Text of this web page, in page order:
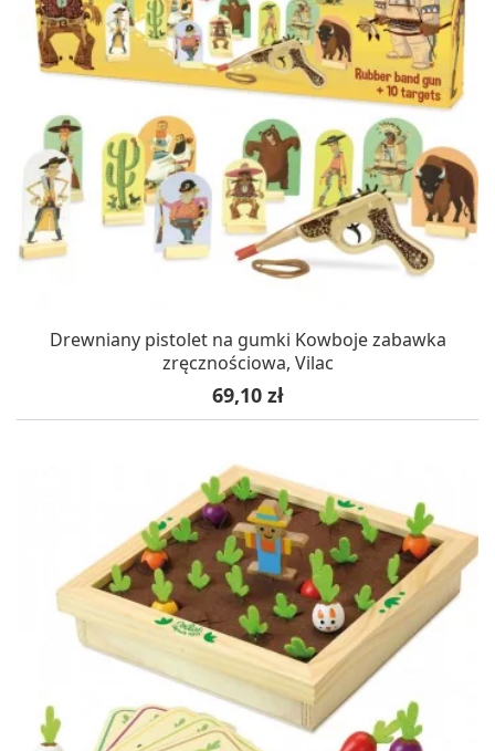
Drewniany pistolet na gumki Kowboje zabawka
zręcznościowa, Vilac
Cena
69,10 zł